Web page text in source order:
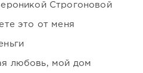
Строгоновой
это от меня
любовь, мой дом